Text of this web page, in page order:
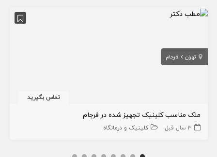
تهران فرجام
تماس بگیرید
ملک مناسب کلینیک تجهیز شده در فرجام
3 سال قبل کلینیک و درمانگاه